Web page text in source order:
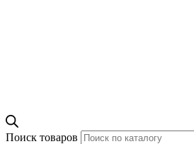
Поиск товаров